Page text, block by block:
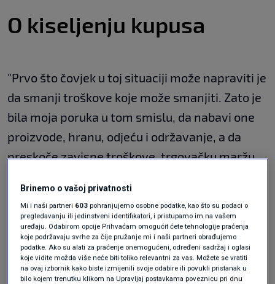
O kiseljenju kupusa
"Prvo što čovjek u toj situaciji može napraviti je
da smanji troškove koje može smanjiti. Zato je
bila moja poruka u tom smislu, da nabavi one
proizvode, hranu, odjeću i održavanje, a da
preskoče zavisne troškove, trgovačku maržu,
organizirano preko sindikata i gdje smo se
opskrbljivali direktno kod proizvođača", rekao
je Jurčić.
Ipak, današnji način života nije kao prije, rekao
je ekonomist i objasnio svoju izjavu o kiseljenju
Brinemo o vašoj privatnosti
Mi i naši partneri 603 pohranjujemo osobne podatke, kao što su podaci o
pregledavanju ili jedinstveni identifikatori, i pristupamo im na vašem
uređaju. Odabirom opcije Prihvaćam omogućit ćete tehnologije praćenja
koje podržavaju svrhe za čije pružanje mi i naši partneri obrađujemo
podatke. Ako su alati za praćenje onemogućeni, određeni sadržaj i oglasi
koje vidite možda više neće biti toliko relevantni za vas. Možete se vratiti
na ovaj izbornik kako biste izmijenili svoje odabire ili povukli pristanak u
bilo kojem trenutku klikom na Upravljaj postavkama poveznicu pri dnu